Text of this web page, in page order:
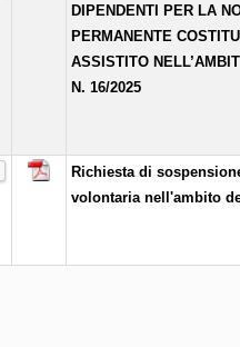
DIPENDENTI PER LA
PERMANENTE
ASSISTITO
N. 16/2025
Richiesta di
volontaria nell'ambito